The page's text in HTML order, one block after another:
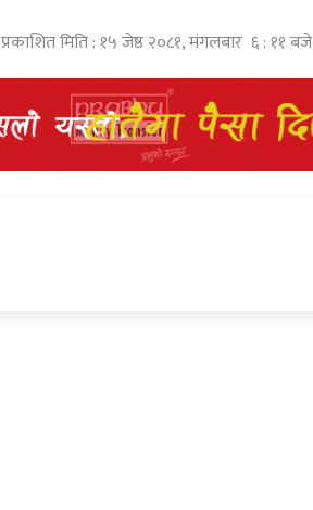
प्रकाशित मिति : १५ जेष्ठ २०८१, मंगलबार ६ : ११ बजे